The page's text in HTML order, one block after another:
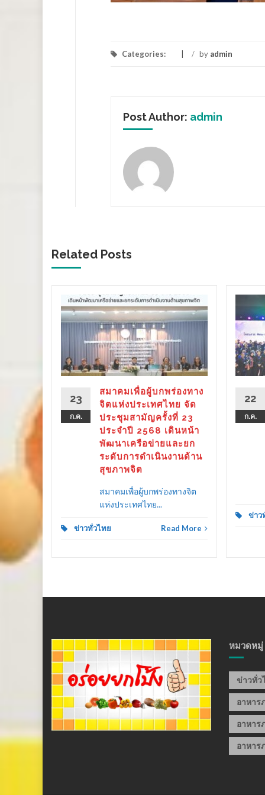
Categories: / by admin
Post Author: admin
Related Posts
23
ก.ค.
สมาคมเพื่อผู้บกพร่องทาง
จิตแห่งประเทศไทย จัด
ประชุมสามัญครั้งที่ 23
ประจำปี 2568 เดินหน้า
พัฒนาเครือข่ายและยก
ระดับการดำเนินงานด้าน
สุขภาพจิต
สมาคมเพื่อผู้บกพร่องทางจิต
แห่งประเทศไทย...
ข่าวทั่วไทย Read More
22
ก.ค.
ข่าว
หมวดหมู่
ข่าวทั่ว
อาหาร
อาหาร
อาหาร